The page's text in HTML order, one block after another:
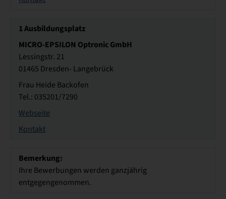
1Ausbildungsplatz
MICRO-EPSILON Optronic GmbH
Lessingstr. 21
01465 Dresden- Langebrück
Frau Heide Backofen
Tel.: 035201/7290
Webseite
Kontakt
Bemerkung:
Ihre Bewerbungen werden ganzjährig
entgegengenommen.